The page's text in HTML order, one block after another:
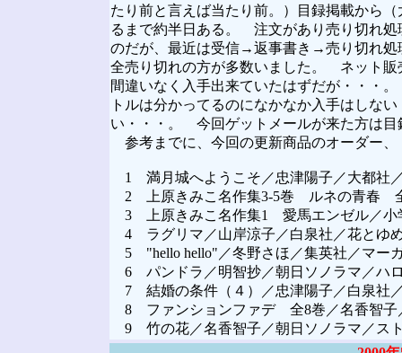
たり前と言えば当たり前。）目録掲載から
るまで約半日ある。 注文があり売り切れ処
のだが、最近は受信→返事書き→売り切れ
全売り切れの方が多数いました。 ネット販
間違いなく入手出来ていたはずだが・・
トルは分かってるのになかなか入手はしな
い・・・。 今回ゲットメールが来た方は目
参考までに、今回の更新商品のオーダー、
1 満月城へようこそ／忠津陽子／大都社／
2 上原きみこ名作集3-5巻 ルネの青春 全
3 上原きみこ名作集1 愛馬エンゼル／小
4 ラグリマ／山岸涼子／白泉社／花とゆ
5 "hello hello"／冬野さほ／集英社／マー
6 パンドラ／明智抄／朝日ソノラマ／ハ
7 結婚の条件（４）／忠津陽子／白泉社
8 ファンションファデ 全8巻／名香智子
9 竹の花／名香智子／朝日ソノラマ／ス